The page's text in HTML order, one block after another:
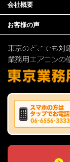
会社概要
お客様の声